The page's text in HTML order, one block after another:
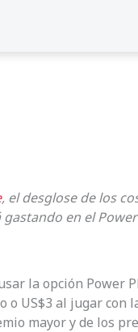
, el desglose de los
en el
la opción Power
US$3 al jugar con
mayor y de los